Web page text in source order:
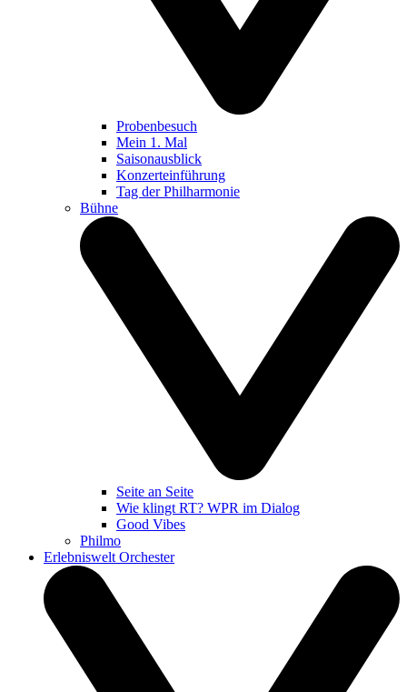
Probenbesuch
Mein 1. Mal
Saisonausblick
Konzerteinführung
Tag der Philharmonie
Bühne
Seite an Seite
Wie klingt RT? WPR im Dialog
Good Vibes
Philmo
Erlebniswelt Orchester